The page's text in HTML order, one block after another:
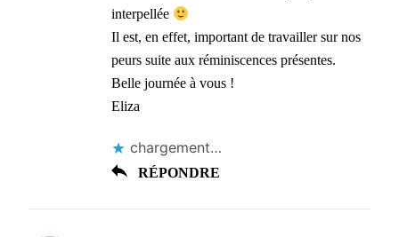
interpellée
Il est, en effet, important de travailler sur nos
peurs suite aux réminiscences présentes.
Belle journée à vous !
Eliza
chargement…
RÉPONDRE